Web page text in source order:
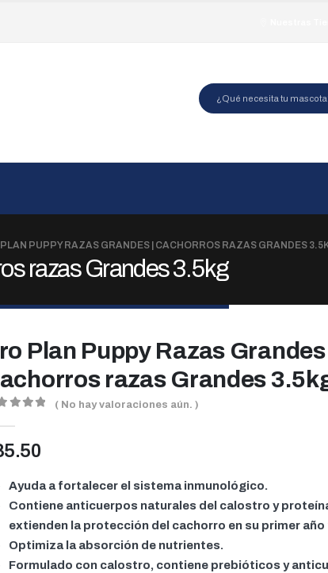
PUPPY RAZAS GRANDES | CACHORROS RAZAS GRANDES
razas Grandes 3.5kg
Plan Puppy Razas Grandes |
razas Grandes
( No hay valoraciones aún. )
Ayuda a fortalecer el sistema inmunológico.
Contiene anticuerpos naturales del calostro y
extienden la protección del cachorro en su primer
Optimiza la absorción de nutrientes.
Formulado con calostro, contiene prebióticos y